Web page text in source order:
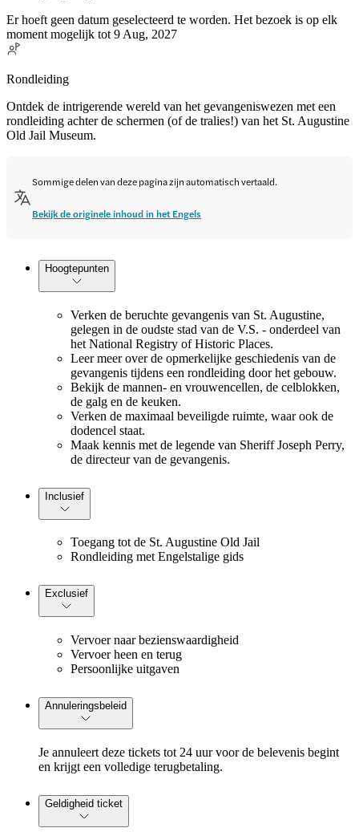
Er hoeft geen datum geselecteerd te worden. Het bezoek is op elk
moment mogelijk tot 9 Aug, 2027
Rondleiding
Ontdek de intrigerende wereld van het gevangeniswezen met een
rondleiding achter de schermen (of de tralies!) van het St. Augustine
Old Jail Museum.
Sommige delen van deze pagina zijn automatisch vertaald.
Bekijk de originele inhoud in het Engels
Hoogtepunten
Verken de beruchte gevangenis van St. Augustine,
gelegen in de oudste stad van de V.S. - onderdeel van
het National Registry of Historic Places.
Leer meer over de opmerkelijke geschiedenis van de
gevangenis tijdens een rondleiding door het gebouw.
Bekijk de mannen- en vrouwencellen, de celblokken,
de galg en de keuken.
Verken de maximaal beveiligde ruimte, waar ook de
dodencel staat.
Maak kennis met de legende van Sheriff Joseph Perry,
de directeur van de gevangenis.
Inclusief
Toegang tot de St. Augustine Old Jail
Rondleiding met Engelstalige gids
Exclusief
Vervoer naar bezienswaardigheid
Vervoer heen en terug
Persoonlijke uitgaven
Annuleringsbeleid
Je annuleert deze tickets tot 24 uur voor de belevenis begint
en krijgt een volledige terugbetaling.
Geldigheid ticket